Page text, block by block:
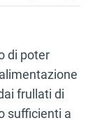
di poter
frullati di
sufficienti a